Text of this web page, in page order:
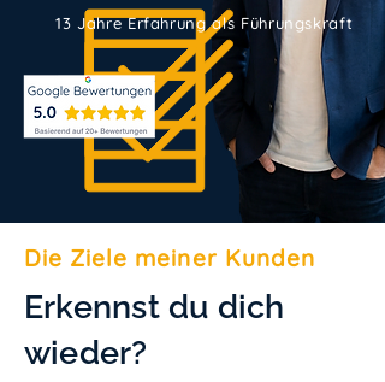
13 Jahre Erfahrung als Führungskraft
Die Ziele meiner Kunden
Erkennst du dich
wieder?